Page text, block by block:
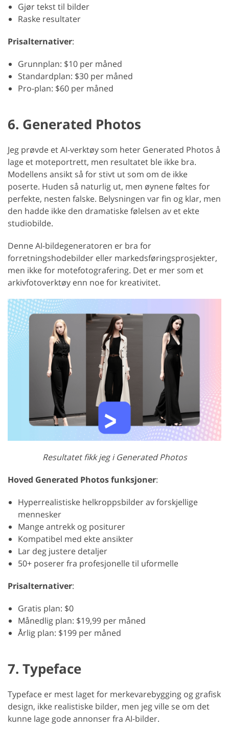
Gjør tekst til bilder
Raske resultater
Prisalternativer:
Grunnplan: $10 per måned
Standardplan: $30 per måned
Pro-plan: $60 per måned
6. Generated Photos
Jeg prøvde et AI-verktøy som heter Generated Photos å
lage et moteportrett, men resultatet ble ikke bra.
Modellens ansikt så for stivt ut som om de ikke
poserte. Huden så naturlig ut, men øynene føltes for
perfekte, nesten falske. Belysningen var fin og klar, men
den hadde ikke den dramatiske følelsen av et ekte
studiobilde.
Denne AI-bildegeneratoren er bra for
forretningshodebilder eller markedsføringsprosjekter,
men ikke for motefotografering. Det er mer som et
arkivfotoverktøy enn noe for kreativitet.
Resultatet fikk jeg i Generated Photos
Hoved Generated Photos funksjoner:
Hyperrealistiske helkroppsbilder av forskjellige
mennesker
Mange antrekk og positurer
Kompatibel med ekte ansikter
Lar deg justere detaljer
50+ poserer fra profesjonelle til uformelle
Prisalternativer:
Gratis plan: $0
Månedlig plan: $19,99 per måned
Årlig plan: $199 per måned
7. Typeface
Typeface er mest laget for merkevarebygging og grafisk
design, ikke realistiske bilder, men jeg ville se om det
kunne lage gode annonser fra AI-bilder.